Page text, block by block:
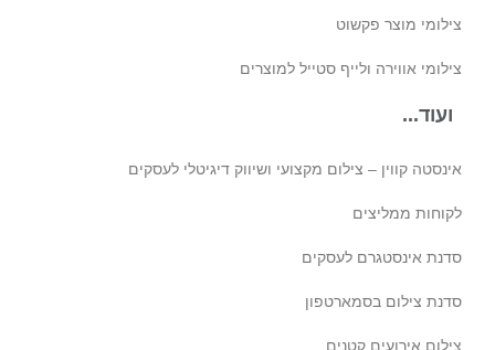
צילומי מוצר פקשוט
צילומי אווירה ולייף סטייל למוצרים
ועוד...
אינסטה קווין – צילום מקצועי ושיווק דיגיטלי לעסקים
לקוחות ממליצים
סדנת אינסטגרם לעסקים
סדנת צילום בסמארטפון
צילום אירועים קטנים